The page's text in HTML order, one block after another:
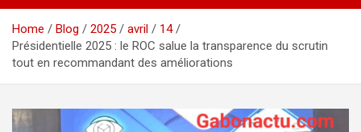
Home Blog 2025 avril
14
Présidentielle 2025 : le ROC salue la transparence du scrutin
tout en recommandant des améliorations